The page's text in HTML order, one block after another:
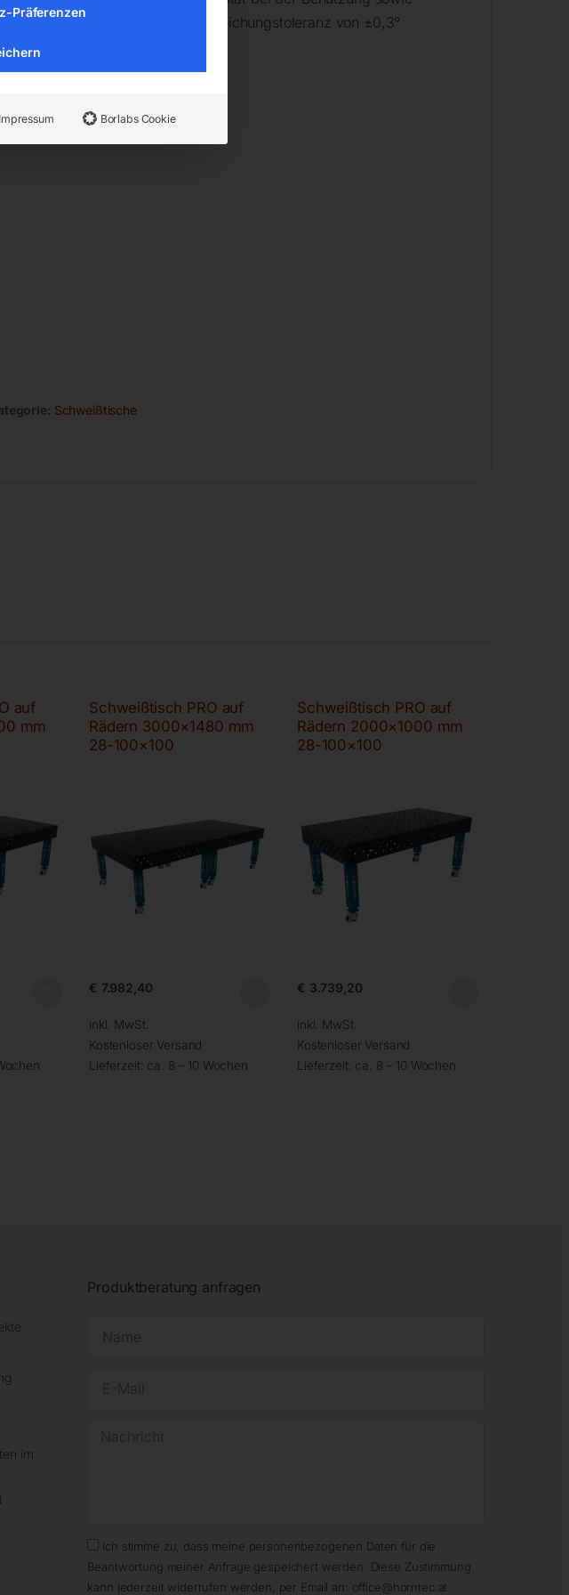
und werden mit einer Abweichungstoleranz von ±0,3°
Schweißtische
auf
mm
Schweißtisch PRO auf
Rädern 3000×1480 mm
28-100×100
€ 7.982,40
inkl. MwSt.
Kostenloser Versand
Lieferzeit: ca. 8 – 10 Wochen
Schweißtisch PRO auf
Rädern 2000×1000 mm
28-100×100
€ 3.739,20
inkl. MwSt.
Kostenloser Versand
Lieferzeit: ca. 8 – 10 Wochen
im
Produktberatung anfragen
Ich stimme zu, dass meine personenbezogenen Daten für die
Beantwortung meiner Anfrage gespeichert werden. Diese Zustimmung
kann jederzeit widerrufen werden, per Email an: office@horntec.at
Präferenzen
Impressum Borlabs Cookie